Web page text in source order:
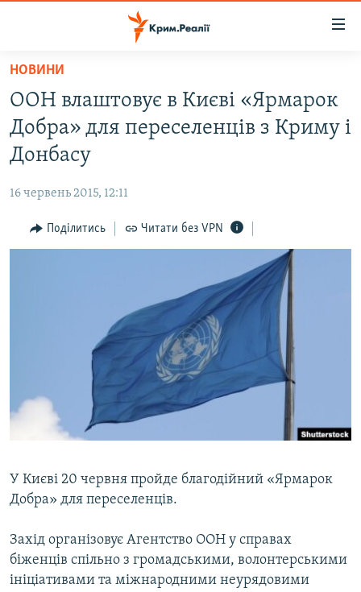
Перейти
основного
матеріалу
Перейти
до
основної
навігації
Перейти
до
ВОДА.КРИМ
ВІДЕО ТА ФОТО
БЛОГИ
ПОГЛЯД
ВІДЕОУРОКИ «ELIFBE»
СВІДЧЕННЯ ОКУПАЦІЇ
УКРАЇНСЬКА ПРОБЛЕМА КРИМУ
ЯК ОБІЙТИ БЛОКУВАННЯ
Qırımtatar
Усі сайти RFE/RL
НОВИНИ
ООН влаштовує в Києві «Ярмарок
Добра» для переселенців з Криму і
Донбасу
16 червень 2015, 12:11
Поділитись Читати без VPN
У Києві 20 червня пройде благодійний «Ярмарок
Добра» для переселенців.
Захід організовує Агентство ООН у справах
біженців спільно з громадськими, волонтерськими
ініціативами та міжнародними неурядовими